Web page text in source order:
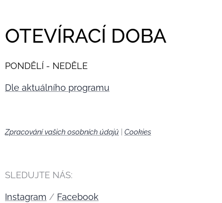
OTEVÍRACÍ DOBA
PONDĚLÍ - NEDĚLE
Dle aktuálního programu
Zpracování vašich osobních údajů Cookies
SLEDUJTE NÁS:
Instagram / Facebook